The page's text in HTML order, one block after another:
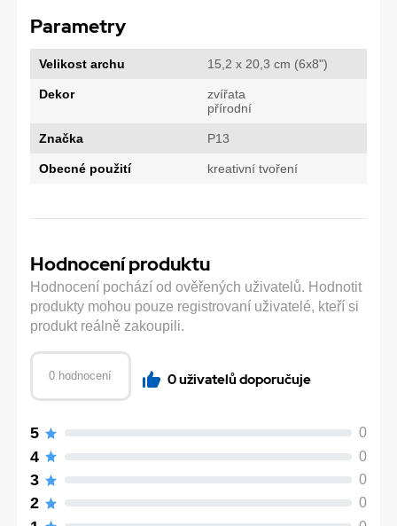
Parametry
Velikost archu 15,2 x 20,3 cm (6x8")
Dekor
zvířata
přírodní
Značka P13
Obecné použití kreativní tvoření
Hodnocení produktu
Hodnocení pochází od ověřených uživatelů. Hodnotit
produkty mohou pouze registrovaní uživatelé, kteří si
produkt reálně zakoupili.
0 hodnocení 0 uživatelů doporučuje
5 0
4 0
3 0
2 0